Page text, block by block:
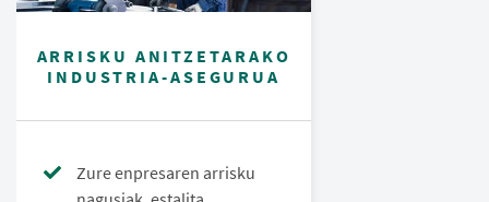
ARRISKU ANITZETARAKO
INDUSTRIA-ASEGURUA
Zure enpresaren arrisku